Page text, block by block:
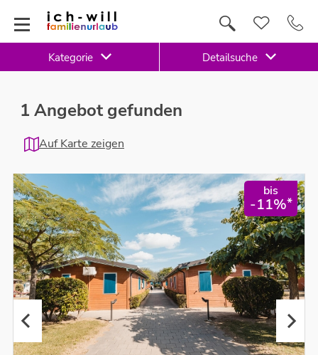
Kategorie Detailsuche
1 Angebot gefunden
Auf Karte zeigen
bis
-11%*